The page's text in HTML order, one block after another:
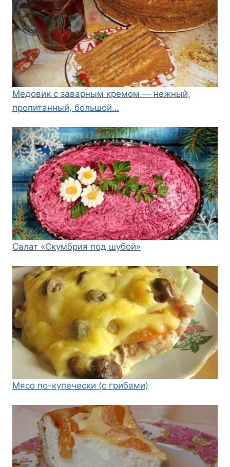
Медовик с заварным кремом — нежный,
пропитанный, большой…
Салат «Скумбрия под шубой»
Мясо по-купечески (с грибами)